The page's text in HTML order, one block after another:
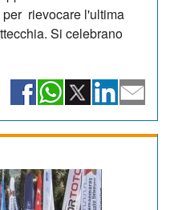
rievocare l'ultima
Si celebrano